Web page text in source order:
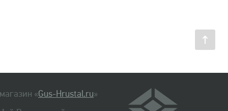
«Gus-Hrustal.ru»